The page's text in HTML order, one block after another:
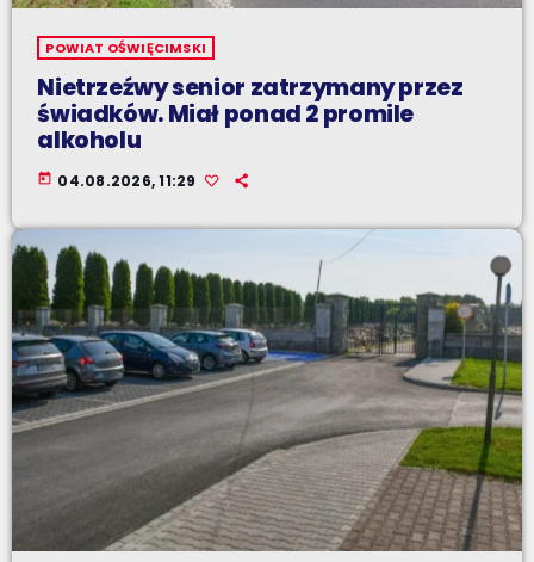
POWIAT OŚWIĘCIMSKI
Nietrzeźwy senior zatrzymany przez
świadków. Miał ponad 2 promile
alkoholu
today 04.08.2026, 11:29